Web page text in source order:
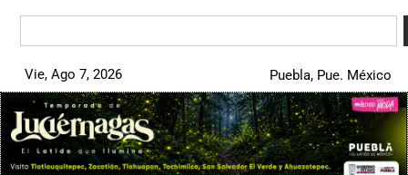
Vie, Ago 7, 2026 Puebla, Pue. México